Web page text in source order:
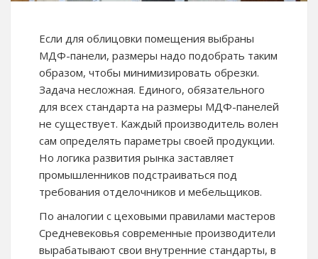
Если для облицовки помещения выбраны
МДФ-панели, размеры надо подобрать таким
образом, чтобы минимизировать обрезки.
Задача несложная. Единого, обязательного
для всех стандарта на размеры МДФ-панелей
не существует. Каждый производитель волен
сам определять параметры своей продукции.
Но логика развития рынка заставляет
промышленников подстраиваться под
требования отделочников и мебельщиков.
По аналогии с цеховыми правилами мастеров
Средневековья современные производители
вырабатывают свои внутренние стандарты, в